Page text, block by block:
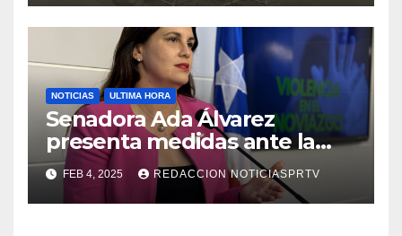
NOTICIAS ULTIMA HORA
Senadora Ada Álvarez
presenta medidas ante la
violencia en el noviazgo
FEB 4, 2025 REDACCION NOTICIASPRTV